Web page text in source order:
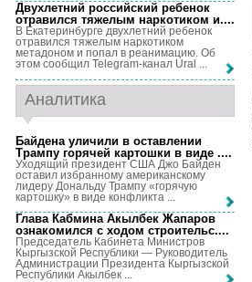
Двухлетний российский ребенок
отравился тяжелым наркотиком и....
В Екатеринбурге двухлетний ребенок
отравился тяжелым наркотиком
метадоном и попал в реанимацию. Об
этом сообщил Telegram-канал Ural ...
Аналитика
Байдена уличили в оставлении
Трампу горячей картошки в виде ....
Уходящий президент США Джо Байден
оставил избранному американскому
лидеру Дональду Трампу «горячую
картошку» в виде конфликта ...
Глава Кабмина Акылбек Жапаров
ознакомился с ходом строительс....
Председатель Кабинета Министров
Кыргызской Республики — Руководитель
Администрации Президента Кыргызской
Республики Акылбек ...